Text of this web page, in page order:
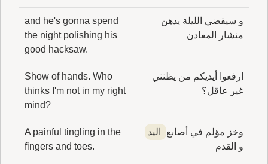
و سيقضي الليلة يدهن
منشار المعادن
and he's gonna spend
the night polishing his
good hacksaw.
ارفعوا أيديكم من يظنني
غير عاقل؟
Show of hands. Who
thinks I'm not in my right
mind?
وخز مؤلم في أصابع
اليد
و القدم
A painful tingling in the
fingers and toes.